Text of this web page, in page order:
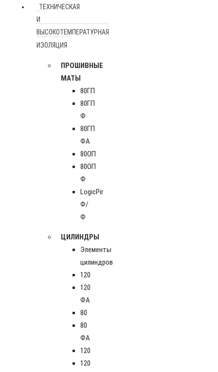
ТЕХНИЧЕСКАЯ
И
ВЫСОКОТЕМПЕРАТУРНАЯ
ИЗОЛЯЦИЯ
ПРОШИВНЫЕ
МАТЫ
80ГП
80ГП
Ф
80ГП
ФА
80ОП
80ОП
Ф
LogicPir
Ф/
Ф
ЦИЛИНДРЫ
Элементы
цилиндров
120
120
ФА
80
80
ФА
120
120